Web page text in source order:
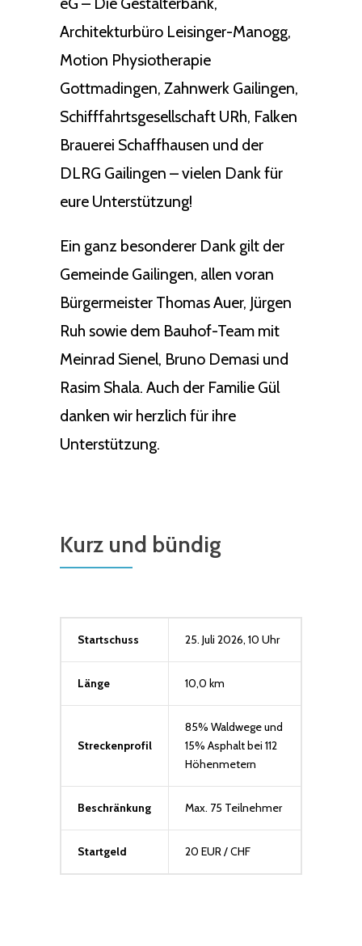
Architekturbüro Leisinger-Manogg,
Motion Physiotherapie
Gottmadingen, Zahnwerk Gailingen,
Schifffahrtsgesellschaft URh, Falken
Brauerei Schaffhausen und der
DLRG Gailingen – vielen Dank für
eure Unterstützung!
Ein ganz besonderer Dank gilt der
Gemeinde Gailingen, allen voran
Bürgermeister Thomas Auer, Jürgen
Ruh sowie dem Bauhof-Team mit
Meinrad Sienel, Bruno Demasi und
Rasim Shala. Auch der Familie Gül
danken wir herzlich für ihre
Unterstützung.
Kurz und bündig
Startschuss 25. Juli 2026, 10 Uhr
Länge 10,0 km
Streckenprofil
85% Waldwege und
15% Asphalt bei 112
Höhenmetern
Beschränkung Max. 75 Teilnehmer
Startgeld 20 EUR / CHF